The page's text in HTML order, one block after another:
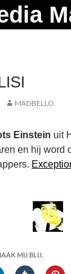
MADBELLO
Einstein uit
en hij word
MIJ BLIJ.